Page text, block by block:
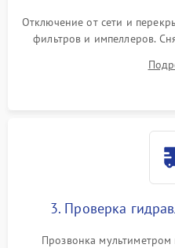
Отключение от сети и
фильтров и импеллеров.
циркуляционному
3. Проверка
Прозвонка